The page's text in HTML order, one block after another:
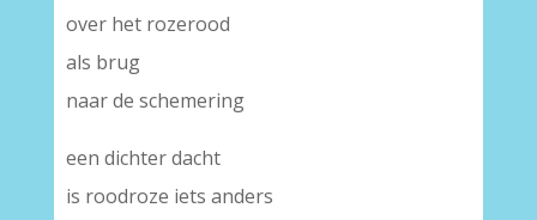
over het rozerood
als brug
naar de schemering
een dichter dacht
is roodroze iets anders